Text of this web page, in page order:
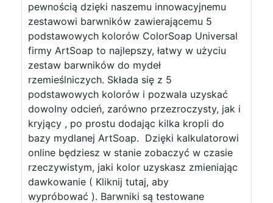
pewnością dzięki naszemu innowacyjnemu
zestawowi barwników zawierającemu 5
podstawowych kolorów ColorSoap Universal
firmy ArtSoap to najlepszy, łatwy w użyciu
zestaw barwników do mydeł
rzemieślniczych. Składa się z 5
podstawowych kolorów i pozwala uzyskać
dowolny odcień, zarówno przezroczysty, jak i
kryjący , po prostu dodając kilka kropli do
bazy mydlanej ArtSoap. Dzięki kalkulatorowi
online będziesz w stanie zobaczyć w czasie
rzeczywistym, jaki kolor uzyskasz zmieniając
dawkowanie ( Kliknij tutaj, aby
wypróbować ). Barwniki są testowane